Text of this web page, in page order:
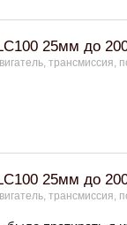
25мм до
трансмиссия,
25мм до
трансмиссия,